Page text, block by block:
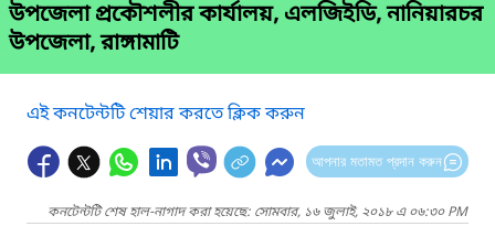
উপজেলা প্রকৌশলীর কার্যালয়, এলজিইডি, নানিয়ারচর
উপজেলা, রাঙ্গামাটি
এই কনটেন্টটি শেয়ার করতে ক্লিক করুন
আপনার মতামত প্রদান করুন
কনটেন্টটি শেষ হাল-নাগাদ করা হয়েছে: সোমবার, ১৬ জুলাই, ২০১৮ এ ০৬:৩০ PM